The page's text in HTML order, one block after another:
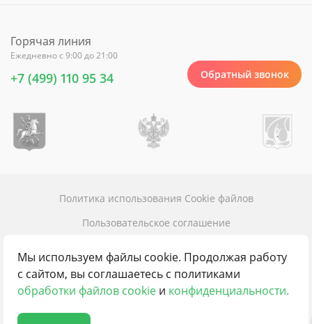
Горячая линия
Ежедневно с 9:00 до 21:00
+7 (499) 110 95 34 Обратный звонок
Контакты
Карта сайта
Пользовательское соглашение
Политика использования Cookie файлов
Мы используем файлы cookie. Продолжая работу
с сайтом, вы соглашаетесь с политиками
обработки файлов cookie и конфиденциальности.